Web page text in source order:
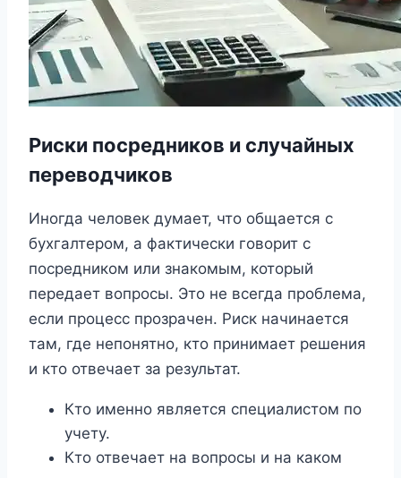
Риски посредников и случайных
переводчиков
Иногда человек думает, что общается с
бухгалтером, а фактически говорит с
посредником или знакомым, который
передает вопросы. Это не всегда проблема,
если процесс прозрачен. Риск начинается
там, где непонятно, кто принимает решения
и кто отвечает за результат.
Кто именно является специалистом по
учету.
Кто отвечает на вопросы и на каком